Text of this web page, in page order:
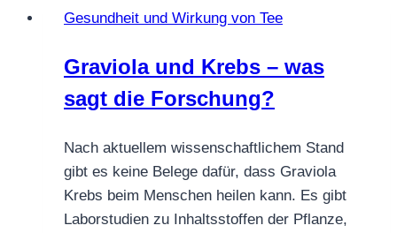
bei
Gesundheit und Wirkung von Tee
Graviola und Krebs – was
sagt die Forschung?
Nach aktuellem wissenschaftlichem Stand
gibt es keine Belege dafür, dass Graviola
Krebs beim Menschen heilen kann. Es gibt
Laborstudien zu Inhaltsstoffen der Pflanze,